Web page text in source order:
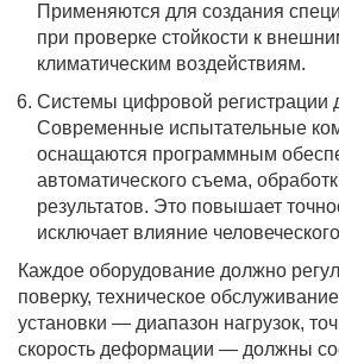
Применяются для создания
при проверке стойкости к
климатическим воздействиям.
Системы цифровой регистрации
Современные испытательные
оснащаются программным
автоматического съема,
результатов. Это повышает
исключает влияние
Каждое оборудование должно
поверку, техническое
установки — диапазон нагрузок,
скорость деформации — должны